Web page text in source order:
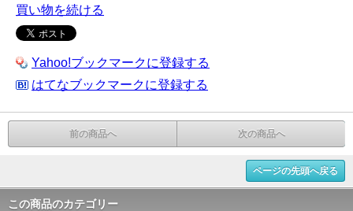
買い物を続ける
Yahoo!ブックマークに登録する
はてなブックマークに登録する
前の商品へ 次の商品へ
ページの先頭へ戻る
この商品のカテゴリー